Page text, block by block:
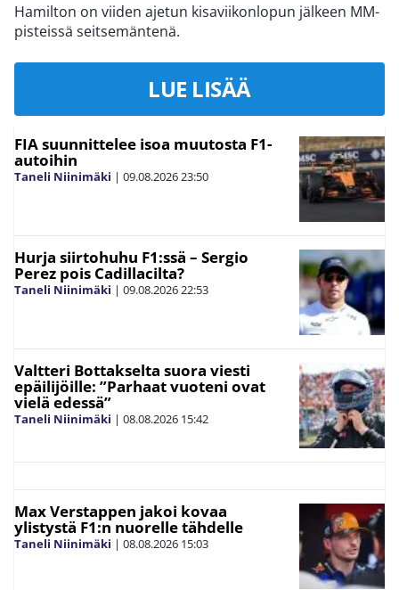
Hamilton on viiden ajetun kisaviikonlopun jälkeen MM-
pisteissä seitsemäntenä.
LUE LISÄÄ
FIA suunnittelee isoa muutosta F1-
autoihin
Taneli Niinimäki | 09.08.202623:50
Hurja siirtohuhu F1:ssä – Sergio
Perez pois Cadillacilta?
Taneli Niinimäki | 09.08.202622:53
Valtteri Bottakselta suora viesti
epäilijöille: ”Parhaat vuoteni ovat
vielä edessä”
Taneli Niinimäki | 08.08.2026 15:42
Max Verstappen jakoi kovaa
ylistystä F1:n nuorelle tähdelle
Taneli Niinimäki | 08.08.2026 15:03